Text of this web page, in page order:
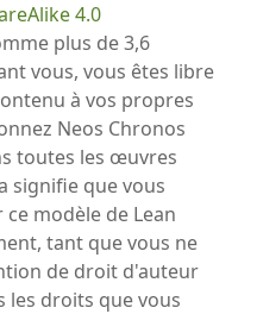
4.0
plus de 3,6
vous, vous êtes libre
à vos propres
Neos Chronos
toutes les œuvres
signifie que vous
modèle de Lean
tant que vous ne
de droit d'auteur
les droits que vous